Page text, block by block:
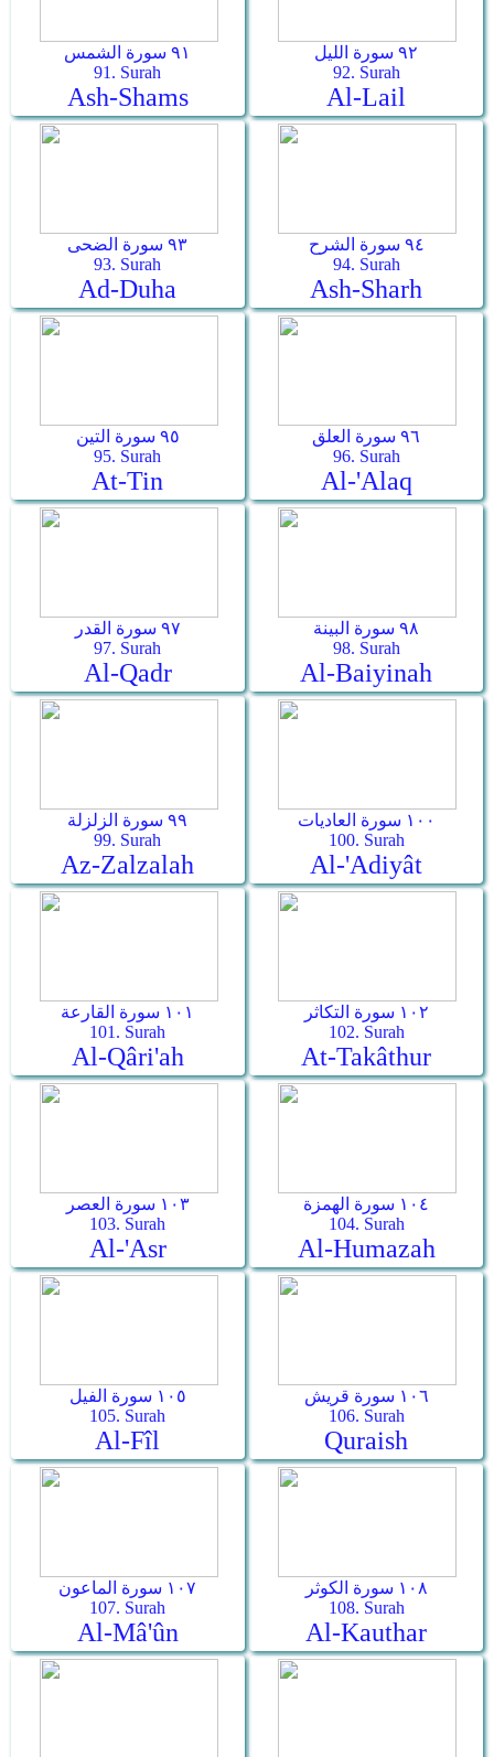
٩١ سورة الشمس
91. Surah
Ash-Shams
٩٢ سورة الليل
92. Surah
Al-Lail
٩٣ سورة الضحى
93. Surah
Ad-Duha
٩٤ سورة الشرح
94. Surah
Ash-Sharh
٩٥ سورة التين
95. Surah
At-Tin
٩٦ سورة العلق
96. Surah
Al-'Alaq
٩٧ سورة القدر
97. Surah
Al-Qadr
٩٨ سورة البينة
98. Surah
Al-Baiyinah
٩٩ سورة الزلزلة
99. Surah
Az-Zalzalah
١٠٠ سورة العاديات
100. Surah
Al-'Adiyât
١٠١ سورة القارعة
101. Surah
Al-Qâri'ah
١٠٢ سورة التكاثر
102. Surah
At-Takâthur
١٠٣ سورة العصر
103. Surah
Al-'Asr
١٠٤ سورة الهمزة
104. Surah
Al-Humazah
١٠٥ سورة الفيل
105. Surah
Al-Fîl
١٠٦ سورة قريش
106. Surah
Quraish
١٠٧ سورة الماعون
107. Surah
Al-Mâ'ûn
١٠٨ سورة الكوثر
108. Surah
Al-Kauthar